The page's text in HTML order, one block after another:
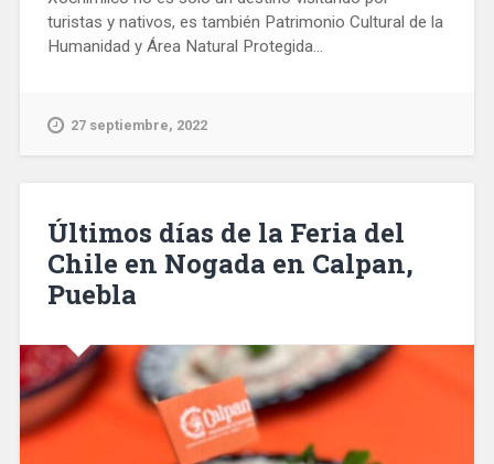
turistas y nativos, es también Patrimonio Cultural de la
Humanidad y Área Natural Protegida...
27 septiembre, 2022
Últimos días de la Feria del
Chile en Nogada en Calpan,
Puebla